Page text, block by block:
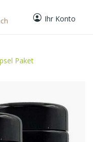
Ihr Konto
Paket